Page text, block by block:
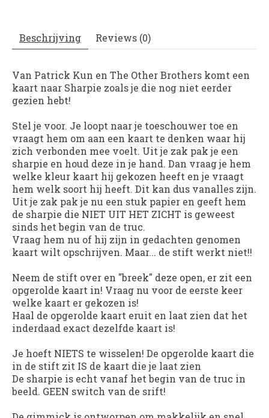
Beschrijving Reviews (0)
Van Patrick Kun en The Other Brothers komt een
kaart naar Sharpie zoals je die nog niet eerder
gezien hebt!
Stel je voor. Je loopt naar je toeschouwer toe en
vraagt hem om aan een kaart te denken waar hij
zich verbonden mee voelt. Uit je zak pak je een
sharpie en houd deze in je hand. Dan vraag je hem
welke kleur kaart hij gekozen heeft en je vraagt
hem welk soort hij heeft. Dit kan dus vanalles zijn.
Uit je zak pak je nu een stuk papier en geeft hem
de sharpie die NIET UIT HET ZICHT is geweest
sinds het begin van de truc.
Vraag hem nu of hij zijn in gedachten genomen
kaart wilt opschrijven. Maar... de stift werkt niet!!
Neem de stift over en "breek" deze open, er zit een
opgerolde kaart in! Vraag nu voor de eerste keer
welke kaart er gekozen is!
Haal de opgerolde kaart eruit en laat zien dat het
inderdaad exact dezelfde kaart is!
Je hoeft NIETS te wisselen! De opgerolde kaart die
in de stift zit IS de kaart die je laat zien
De sharpie is echt vanaf het begin van de truc in
beeld. GEEN switch van de srift!